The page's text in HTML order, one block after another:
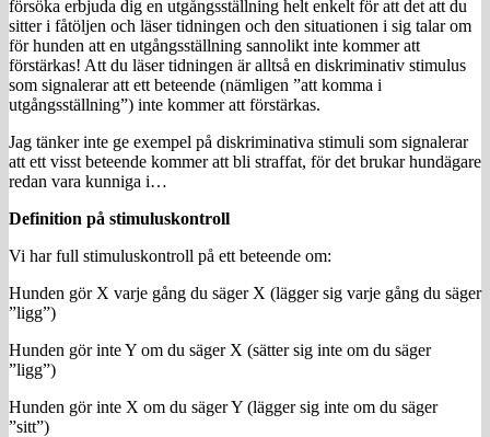
försöka erbjuda dig en utgångsställning helt enkelt för att det att du
sitter i fåtöljen och läser tidningen och den situationen i sig talar om
för hunden att en utgångsställning sannolikt inte kommer att
förstärkas! Att du läser tidningen är alltså en diskriminativ stimulus
som signalerar att ett beteende (nämligen ”att komma i
utgångsställning”) inte kommer att förstärkas.
Jag tänker inte ge exempel på diskriminativa stimuli som signalerar
att ett visst beteende kommer att bli straffat, för det brukar hundägare
redan vara kunniga i…
Definition på stimuluskontroll
Vi har full stimuluskontroll på ett beteende om:
Hunden gör X varje gång du säger X (lägger sig varje gång du säger
”ligg”)
Hunden gör inte Y om du säger X (sätter sig inte om du säger
”ligg”)
Hunden gör inte X om du säger Y (lägger sig inte om du säger
”sitt”)